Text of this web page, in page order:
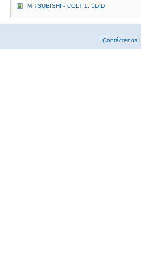
MITSUBISHI - COLT 1. 5DID
Contáctenos |